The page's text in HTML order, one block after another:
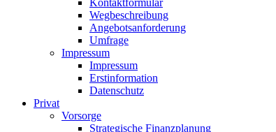
Kontaktformular
Wegbeschreibung
Angebotsanforderung
Umfrage
Impressum
Impressum
Erstinformation
Datenschutz
Privat
Vorsorge
Strategische Finanzplanung